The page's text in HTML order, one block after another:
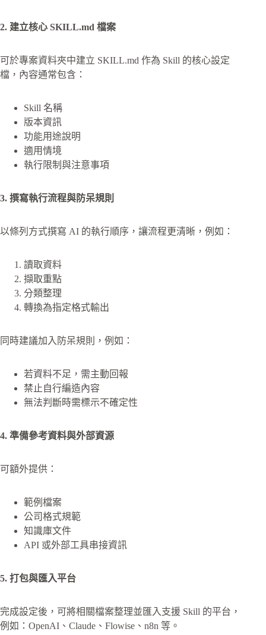
2. 建立核心 SKILL.md 檔案
可於專案資料夾中建立 SKILL.md 作為 Skill 的核心設定
檔，內容通常包含：
Skill 名稱
版本資訊
功能用途說明
適用情境
執行限制與注意事項
3. 撰寫執行流程與防呆規則
以條列方式撰寫 AI 的執行順序，讓流程更清晰，例如：
讀取資料
擷取重點
分類整理
轉換為指定格式輸出
同時建議加入防呆規則，例如：
若資料不足，需主動回報
禁止自行編造內容
無法判斷時需標示不確定性
4. 準備參考資料與外部資源
可額外提供：
範例檔案
公司格式規範
知識庫文件
API 或外部工具串接資訊
5. 打包與匯入平台
完成設定後，可將相關檔案整理並匯入支援 Skill 的平台，
例如：OpenAI、Claude、Flowise、n8n 等。